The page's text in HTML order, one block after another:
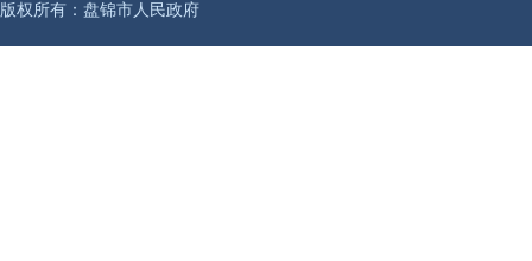
版权所有：盘锦市人民政府